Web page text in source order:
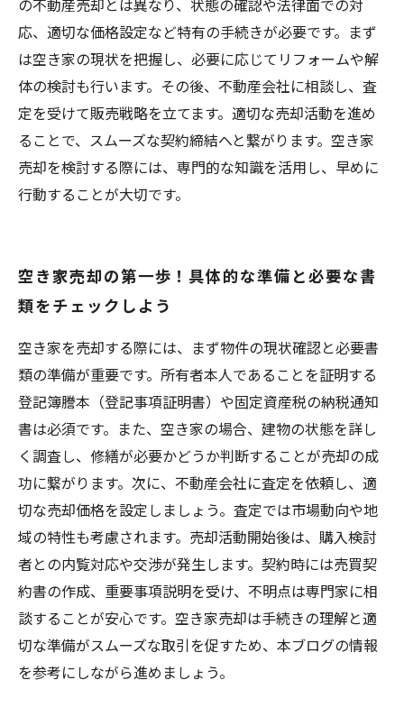
の不動産売却とは異なり、状態の確認や法律面での対
応、適切な価格設定など特有の手続きが必要です。まず
は空き家の現状を把握し、必要に応じてリフォームや解
体の検討も行います。その後、不動産会社に相談し、査
定を受けて販売戦略を立てます。適切な売却活動を進め
ることで、スムーズな契約締結へと繋がります。空き家
売却を検討する際には、専門的な知識を活用し、早めに
行動することが大切です。
空き家売却の第一歩！具体的な準備と必要な書
類をチェックしよう
空き家を売却する際には、まず物件の現状確認と必要書
類の準備が重要です。所有者本人であることを証明する
登記簿謄本（登記事項証明書）や固定資産税の納税通知
書は必須です。また、空き家の場合、建物の状態を詳し
く調査し、修繕が必要かどうか判断することが売却の成
功に繋がります。次に、不動産会社に査定を依頼し、適
切な売却価格を設定しましょう。査定では市場動向や地
域の特性も考慮されます。売却活動開始後は、購入検討
者との内覧対応や交渉が発生します。契約時には売買契
約書の作成、重要事項説明を受け、不明点は専門家に相
談することが安心です。空き家売却は手続きの理解と適
切な準備がスムーズな取引を促すため、本ブログの情報
を参考にしながら進めましょう。